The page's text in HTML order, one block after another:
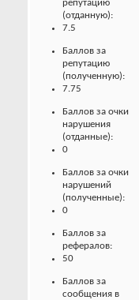
репутацию
(отданную):
7.5
Баллов за
репутацию
(полученную):
7.75
Баллов за очки
нарушения
(отданные):
0
Баллов за очки
нарушений
(полученные):
0
Баллов за
рефералов:
50
Баллов за
сообщения в